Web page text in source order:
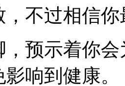
，不过相信
，预示着你
响到健康。